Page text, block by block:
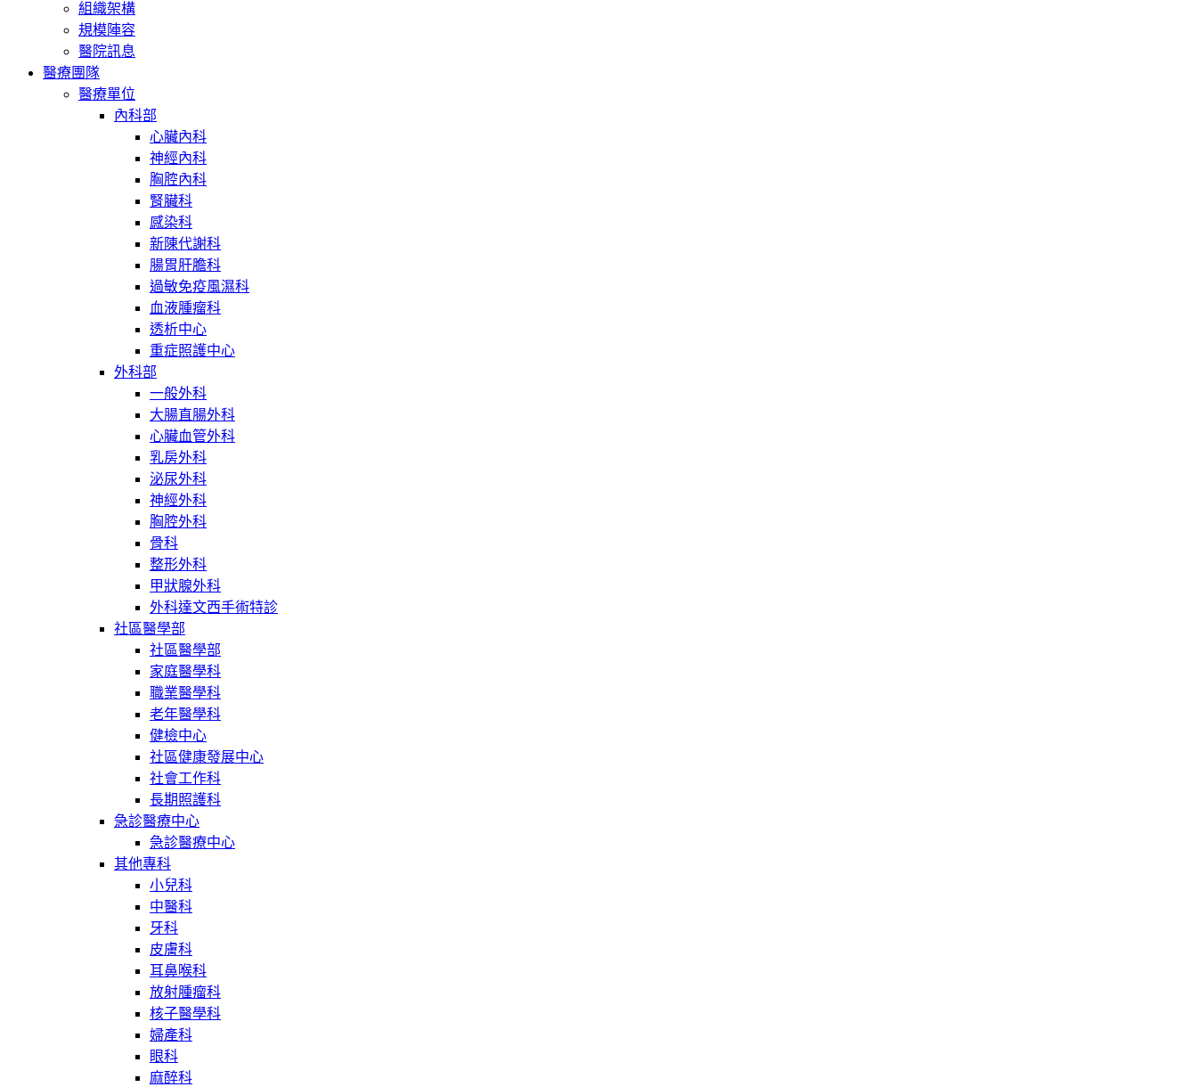
組織架構
規模陣容
醫院訊息
醫療團隊
醫療單位
內科部
心臟內科
神經內科
胸腔內科
腎臟科
感染科
新陳代謝科
腸胃肝膽科
過敏免疫風濕科
血液腫瘤科
透析中心
重症照護中心
外科部
一般外科
大腸直腸外科
心臟血管外科
乳房外科
泌尿外科
神經外科
胸腔外科
骨科
整形外科
甲狀腺外科
外科達文西手術特診
社區醫學部
社區醫學部
家庭醫學科
職業醫學科
老年醫學科
健檢中心
社區健康發展中心
社會工作科
長期照護科
急診醫療中心
急診醫療中心
其他專科
小兒科
中醫科
牙科
皮膚科
耳鼻喉科
放射腫瘤科
核子醫學科
婦產科
眼科
麻醉科